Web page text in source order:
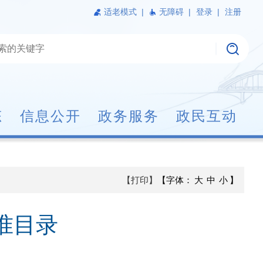
适老模式 | 无障碍 | 登录 | 注册
信息公开 政务服务 政民互动
【打印】 【字体： 大 中 小 】
目录